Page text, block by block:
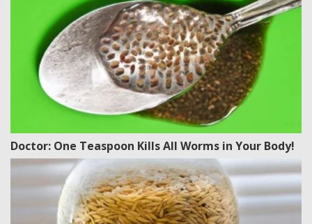
Doctor: One Teaspoon Kills All Worms in Your Body!